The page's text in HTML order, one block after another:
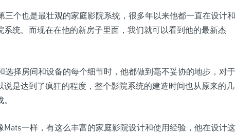
三个也是最壮观的家庭影院系统，很多年以来他都一直在设计和
统。而现在在他的新房子里面，我们就可以看到他的最新杰
选择房间和设备的每个细节时，他都做到毫不妥协的地步，对于
是达到了疯狂的程度，整个影院系统的建造时间也从原来的几
一样，有这么丰富的家庭影院设计和使用经验，他在设计这